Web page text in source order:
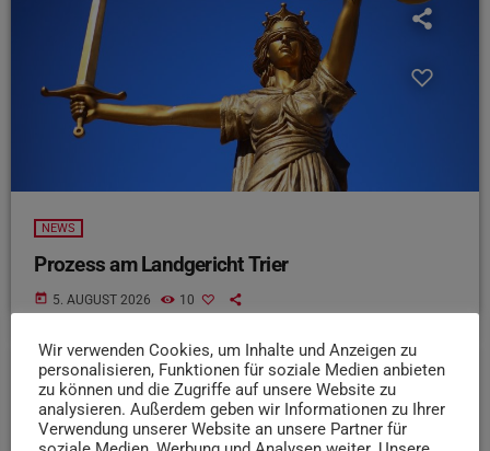
NEWS
Prozess am Landgericht Trier
today 5. AUGUST 2026 10
insert_link
Wir verwenden Cookies, um Inhalte und Anzeigen zu
personalisieren, Funktionen für soziale Medien anbieten
zu können und die Zugriffe auf unsere Website zu
analysieren. Außerdem geben wir Informationen zu Ihrer
Verwendung unserer Website an unsere Partner für